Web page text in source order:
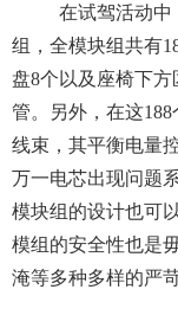
在试驾活动
组，全模块组共有
盘8个以及座椅下
管。另外，在这
线束，其平衡电量
万一电芯出现问题
模块组的设计也可
模组的安全性也是
淹等多种多样的严